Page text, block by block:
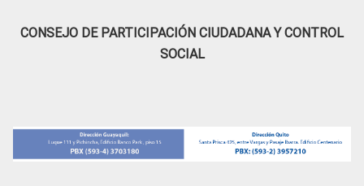
CONSEJO DE PARTICIPACIÓN CIUDADANA Y CONTROL
SOCIAL